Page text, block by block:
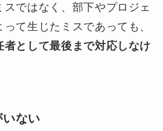
ではなく、部下やプロジェ
て生じたミスであっても、
者として最後まで対応しなけ
ない